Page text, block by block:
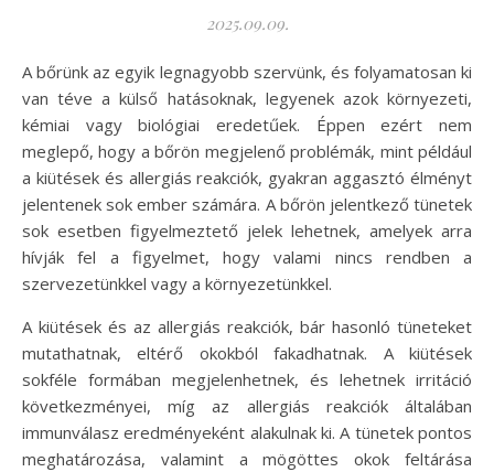
2025.09.09.
A bőrünk az egyik legnagyobb szervünk, és folyamatosan ki
van téve a külső hatásoknak, legyenek azok környezeti,
kémiai vagy biológiai eredetűek. Éppen ezért nem
meglepő, hogy a bőrön megjelenő problémák, mint például
a kiütések és allergiás reakciók, gyakran aggasztó élményt
jelentenek sok ember számára. A bőrön jelentkező tünetek
sok esetben figyelmeztető jelek lehetnek, amelyek arra
hívják fel a figyelmet, hogy valami nincs rendben a
szervezetünkkel vagy a környezetünkkel.
A kiütések és az allergiás reakciók, bár hasonló tüneteket
mutathatnak, eltérő okokból fakadhatnak. A kiütések
sokféle formában megjelenhetnek, és lehetnek irritáció
következményei, míg az allergiás reakciók általában
immunválasz eredményeként alakulnak ki. A tünetek pontos
meghatározása, valamint a mögöttes okok feltárása